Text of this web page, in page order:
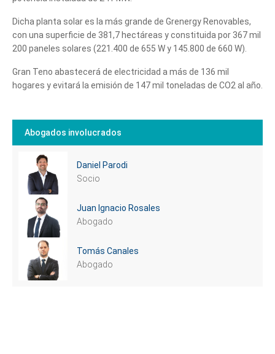
Cuéntanos, ¿Cómo
Dicha planta solar es la más grande de Grenergy Renovables,
con una superficie de 381,7 hectáreas y constituida por 367 mil
200 paneles solares (221.400 de 655 W y 145.800 de 660 W).
Gran Teno abastecerá de electricidad a más de 136 mil
hogares y evitará la emisión de 147 mil toneladas de CO2 al año.
Abogados involucrados
Daniel Parodi
Socio
Juan Ignacio Rosales
Abogado
Tomás Canales
Abogado